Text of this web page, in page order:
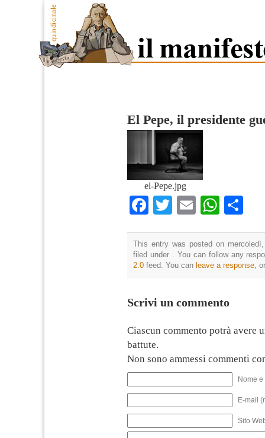
El Pepe, il presidente
el-Pepe.jpg
Facebook
TwitterEmail
This entry was posted on
filed under . You can follow any
2.0 feed. You can leave a response,
Scrivi un commento
Ciascun commento potrà avere
battute.
Non sono ammessi commenti
Nome
E-mail
Sito